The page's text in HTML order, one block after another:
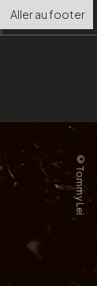
Aller au footer
Choisir
la
©Tommy Lei